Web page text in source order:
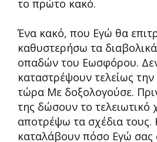
το πρώτο κακό.
Ένα κακό, που Εγώ θα
καθυστερήσω τα
οπαδών του Εωσφόρου.
καταστρέψουν τελείως
τώρα Με δοξολογούσε.
της δώσουν το
αποτρέψω τα σχέδια τους.
καταλάβουν πόσο Εγώ σας